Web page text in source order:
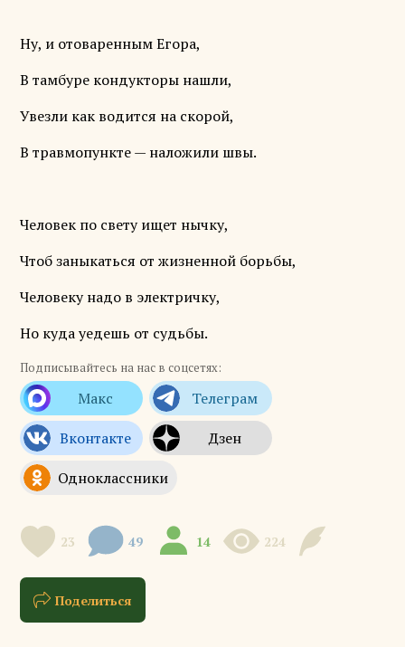
Ну, и отоваренным Егора,
В тамбуре кондукторы нашли,
Увезли как водится на скорой,
В травмопункте — наложили швы.
Человек по свету ищет нычку,
Чтоб заныкаться от жизненной борьбы,
Человеку надо в электричку,
Но куда уедешь от судьбы.
Подписывайтесь на нас в соцсетях:
23 49 14 224
Поделиться